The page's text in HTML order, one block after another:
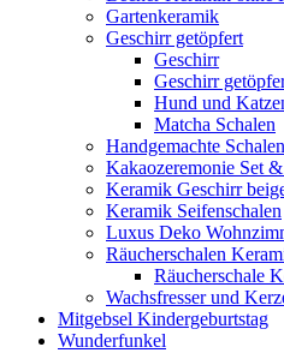
Gartenkeramik
Geschirr getöpfert
Geschirr
Geschirr
Hund und
Matcha Schalen
Handgemachte
Kakaozeremonie Set
Keramik Geschirr
Keramik Seifenschalen
Luxus Deko
Räucherschalen
Räucherschale
Wachsfresser und
Mitgebsel Kindergeburtstag
Wunderfunkel